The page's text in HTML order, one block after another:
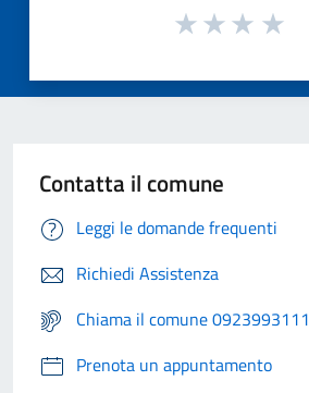
Contatta il comune
Leggi le domande frequenti
Richiedi Assistenza
Chiama il comune 0923993111
Prenota un appuntamento